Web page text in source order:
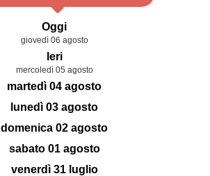
Oggi
giovedì 06 agosto
Ieri
mercoledì 05 agosto
martedì 04 agosto
lunedì 03 agosto
domenica 02 agosto
sabato 01 agosto
venerdì 31 luglio